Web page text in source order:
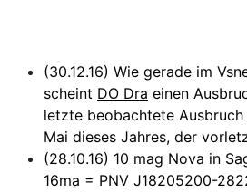
(30.12.16) Wie gerade im
scheint DO Dra einen
letzte beobachtete
Mai dieses Jahres, der
(28.10.16) 10 mag Nova in
16ma = PNV J18205200-